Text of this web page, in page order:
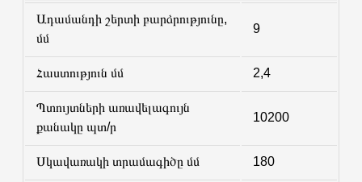
Ադամանդի շերտի բարձրությունը,
մմ
9
Հաստություն մմ 2,4
Պտույտների առավելագույն
քանակը պտ/ր
10200
Սկավառակի տրամագիծը մմ 180